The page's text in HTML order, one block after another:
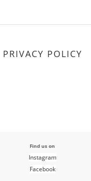
PRIVACY POLICY
Find us on
Instagram
Facebook